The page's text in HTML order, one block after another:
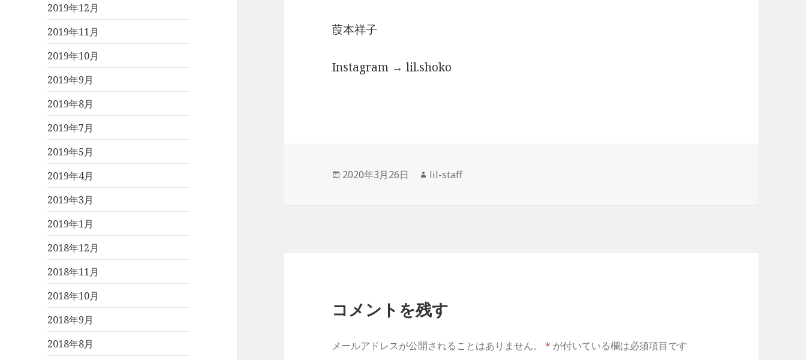
2019年12月
2019年11月
2019年10月
2019年9月
2019年8月
2019年7月
2019年5月
2019年4月
2019年3月
2019年1月
2018年12月
2018年11月
2018年10月
2018年9月
2018年8月
葭本祥子
Instagram → lil.shoko
投
2020年3月26日
作
lil-staff
コメントを残す
メールアドレスが公開されることはありません。 * が付いている欄は必須項目です